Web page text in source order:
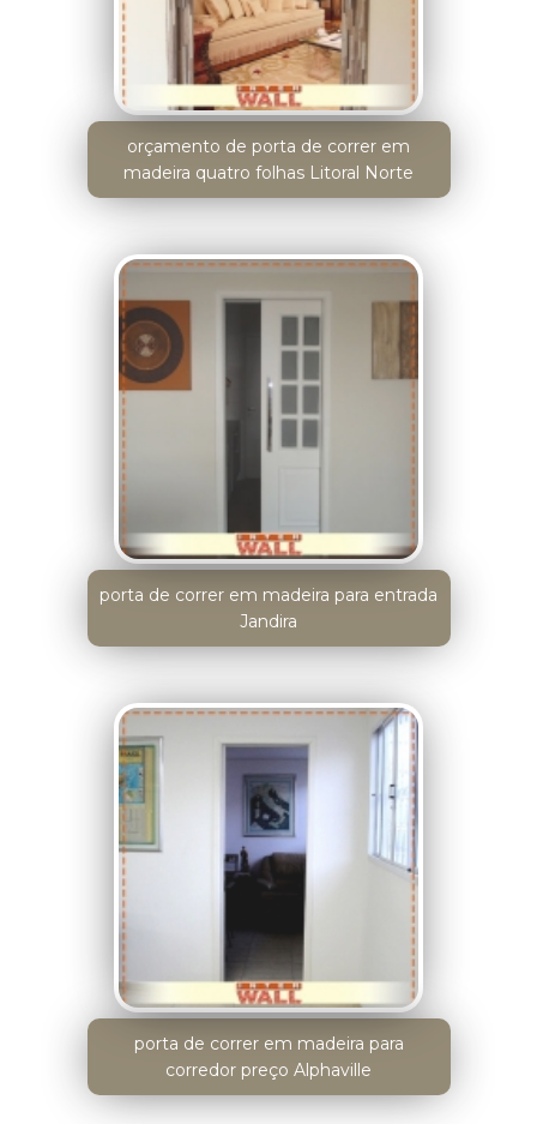
orçamento de porta de correr em
madeira quatro folhas Litoral Norte
porta de correr em madeira para entrada
Jandira
porta de correr em madeira para
corredor preço Alphaville